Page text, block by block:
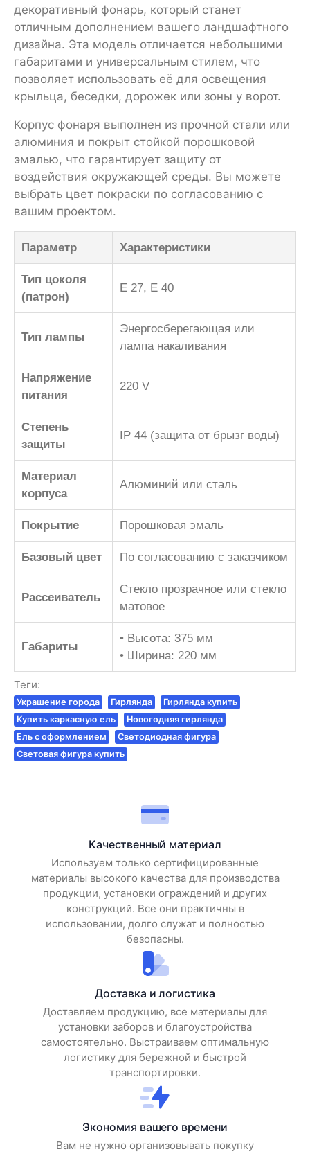
декоративный фонарь, который станет
отличным дополнением вашего ландшафтного
дизайна. Эта модель отличается небольшими
габаритами и универсальным стилем, что
позволяет использовать её для освещения
крыльца, беседки, дорожек или зоны у ворот.
Корпус фонаря выполнен из прочной стали или
алюминия и покрыт стойкой порошковой
эмалью, что гарантирует защиту от
воздействия окружающей среды. Вы можете
выбрать цвет покраски по согласованию с
вашим проектом.
Параметр Характеристики
Тип цоколя
(патрон)
Е 27, Е 40
Тип лампы
Энергосберегающая или
лампа накаливания
Напряжение
питания
220 V
Степень
защиты
IP 44 (защита от брызг воды)
Материал
корпуса
Алюминий или сталь
Покрытие Порошковая эмаль
Базовый цвет По согласованию с заказчиком
Рассеиватель
Стекло прозрачное или стекло
матовое
Габариты
• Высота: 375 мм
• Ширина: 220 мм
Теги:
Украшение города Гирлянда
Гирлянда купить
Купить каркасную ель
Новогодняя гирлянда
Ель с оформлением
Светодиодная фигура
Световая фигура купить
Качественный материал
Используем только сертифицированные
материалы высокого качества для производства
продукции, установки ограждений и других
конструкций. Все они практичны в
использовании, долго служат и полностью
безопасны.
Доставка и логистика
Доставляем продукцию, все материалы для
установки заборов и благоустройства
самостоятельно. Выстраиваем оптимальную
логистику для бережной и быстрой
транспортировки.
Экономия вашего времени
Вам не нужно организовывать покупку